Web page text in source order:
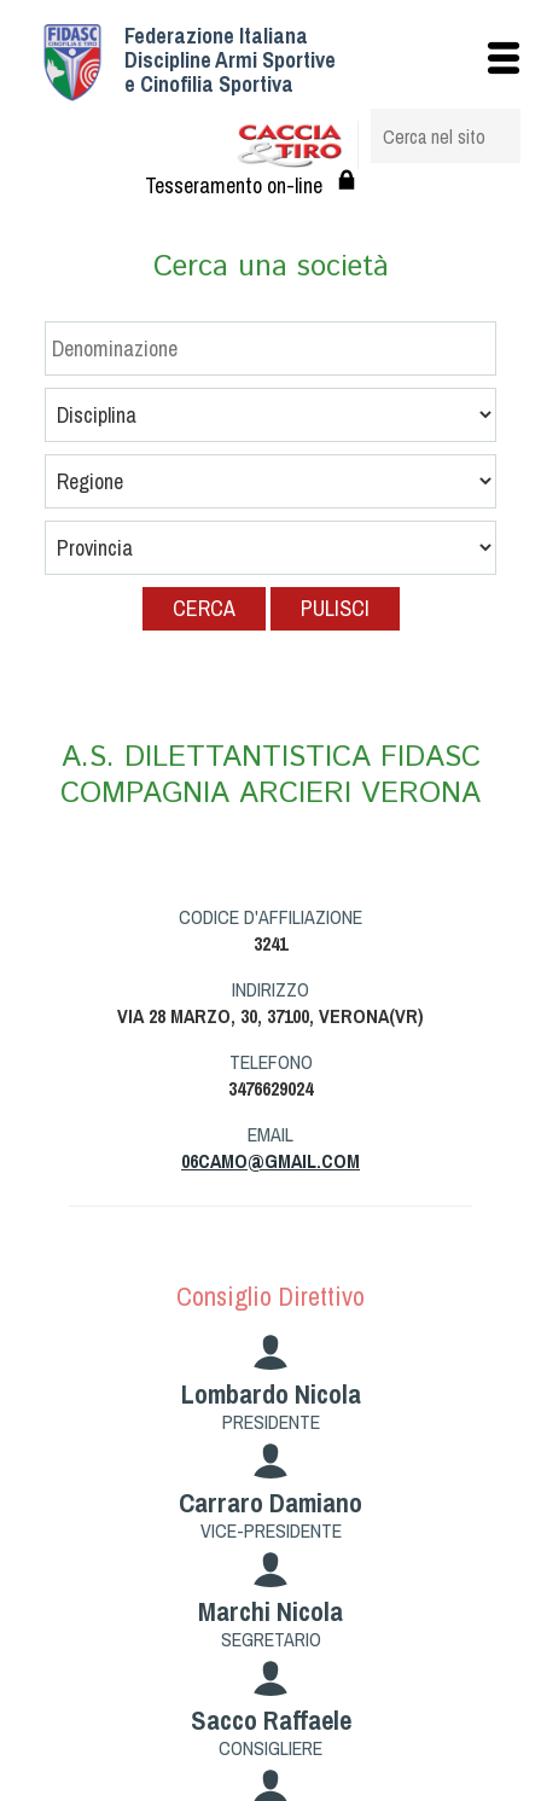
Federazione Italiana
Discipline Armi Sportive
e Cinofilia Sportiva
Tesseramento on-line
Cerca una società
PULISCI
A.S. DILETTANTISTICA FIDASC
COMPAGNIA ARCIERI VERONA
CODICE D'AFFILIAZIONE
3241
INDIRIZZO
VIA 28 MARZO, 30, 37100, VERONA(VR)
TELEFONO
3476629024
EMAIL
06CAMO@GMAIL.COM
Consiglio Direttivo
Lombardo Nicola
PRESIDENTE
Carraro Damiano
VICE-PRESIDENTE
Marchi Nicola
SEGRETARIO
Sacco Raffaele
CONSIGLIERE
Istituzionale
Struttura
Albo Veterinari federali
Tesseramento e Affiliazioni
Circolari
Convenzioni
Tesserati
Referenti e gruppi di lavoro regionali
Scuole Federali
Calendario Manifestazioni
Organi di Giustizia - Dispositivi
Guida Locandine Ufficiali
English e Training Sporting
Tiro a Palla
Tiro con l'arco da caccia
Paintball
Softair
Cinofilia Sportiva
Agility
DiscDog
Dog Balance
Dog Trail
Dog Triathlon
Hoopers
Mantrailing
Nosework
Obedience